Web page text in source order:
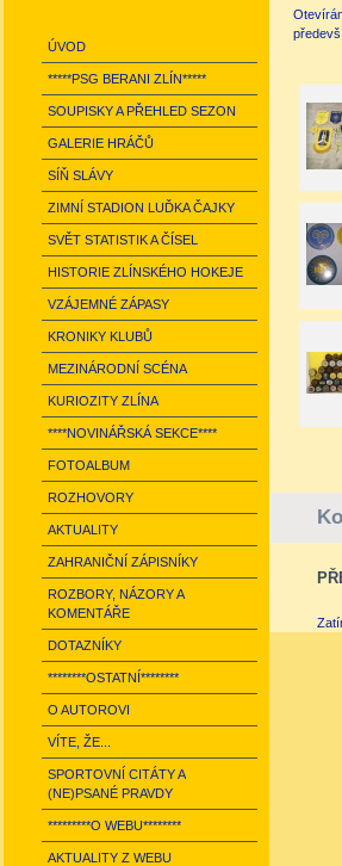
ÚVOD
*****PSG BERANI ZLÍN*****
SOUPISKY A PŘEHLED SEZON
GALERIE HRÁČŮ
SÍŇ SLÁVY
ZIMNÍ STADION LUĎKA ČAJKY
SVĚT STATISTIK A ČÍSEL
HISTORIE ZLÍNSKÉHO HOKEJE
VZÁJEMNÉ ZÁPASY
KRONIKY KLUBŮ
MEZINÁRODNÍ SCÉNA
KURIOZITY ZLÍNA
****NOVINÁŘSKÁ SEKCE****
FOTOALBUM
ROZHOVORY
AKTUALITY
ZAHRANIČNÍ ZÁPISNÍKY
ROZBORY, NÁZORY A
KOMENTÁŘE
DOTAZNÍKY
********OSTATNÍ********
O AUTOROVI
VÍTE, ŽE...
SPORTOVNÍ CITÁTY A
(NE)PSANÉ PRAVDY
*********O WEBU********
AKTUALITY Z WEBU